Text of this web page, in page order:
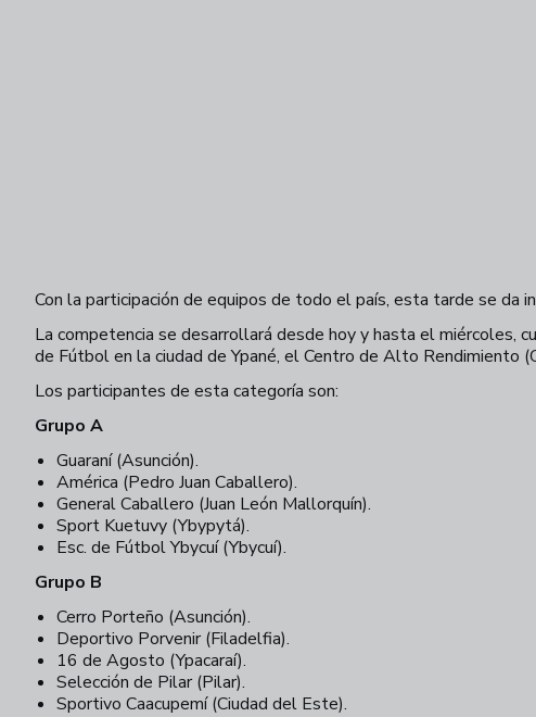
Con la participación de equipos de todo el país, esta tarde se da
La competencia se desarrollará desde hoy y hasta el miércoles,
de Fútbol en la ciudad de Ypané, el Centro de Alto Rendimiento
Los participantes de esta categoría son:
Grupo A
Guaraní (Asunción).
América (Pedro Juan Caballero).
General Caballero (Juan León Mallorquín).
Sport Kuetuvy (Ybypytá).
Esc. de Fútbol Ybycuí (Ybycuí).
Grupo B
Cerro Porteño (Asunción).
Deportivo Porvenir (Filadelfia).
16 de Agosto (Ypacaraí).
Selección de Pilar (Pilar).
Sportivo Caacupemí (Ciudad del Este).